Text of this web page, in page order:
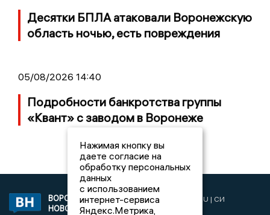
Десятки БПЛА атаковали Воронежскую
область ночью, есть повреждения
05/08/2026 14:40
Подробности банкротства группы
«Квант» с заводом в Воронеже
ВОРОНЕЖСКИЕ
НОВОСТИ
2019 © VORONEZHNEWS.RU | СИ
«Воронежские новости»
Нажимая кнопку вы
даете согласие на
обработку персональных
данных
с использованием
интернет-сервиса
Яндекс.Метрика,